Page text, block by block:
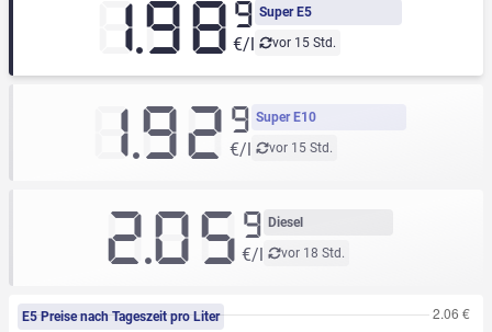
Super E5
vor 15 Std.
1.989
€/l
Super E10
vor 15 Std.
1.92 9
€/l
Diesel
vor 18 Std.
2.059
€/l
E5 Preise nach Tageszeit pro Liter